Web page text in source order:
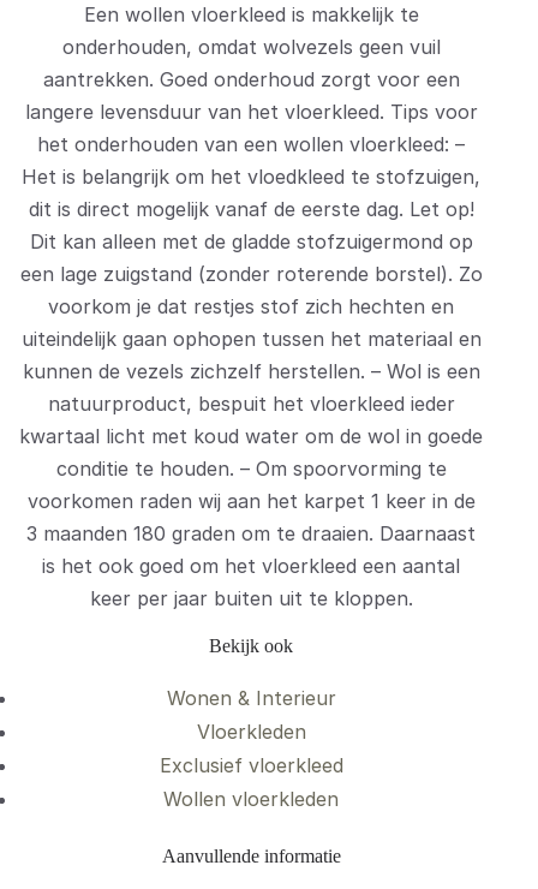
Een wollen vloerkleed is makkelijk te
onderhouden, omdat wolvezels geen vuil
aantrekken. Goed onderhoud zorgt voor een
langere levensduur van het vloerkleed. Tips voor
het onderhouden van een wollen vloerkleed: –
Het is belangrijk om het vloedkleed te stofzuigen,
dit is direct mogelijk vanaf de eerste dag. Let op!
Dit kan alleen met de gladde stofzuigermond op
een lage zuigstand (zonder roterende borstel). Zo
voorkom je dat restjes stof zich hechten en
uiteindelijk gaan ophopen tussen het materiaal en
kunnen de vezels zichzelf herstellen. – Wol is een
natuurproduct, bespuit het vloerkleed ieder
kwartaal licht met koud water om de wol in goede
conditie te houden. – Om spoorvorming te
voorkomen raden wij aan het karpet 1 keer in de
3 maanden 180 graden om te draaien. Daarnaast
is het ook goed om het vloerkleed een aantal
keer per jaar buiten uit te kloppen.
Bekijk ook
Wonen & Interieur
Vloerkleden
Exclusief vloerkleed
Wollen vloerkleden
Aanvullende informatie